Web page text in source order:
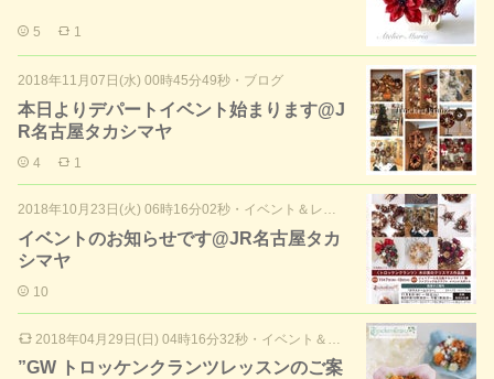
5 1
2018年11月07日(水) 00時45分49秒 ・ ブログ
本日よりデパートイベント始まります@J
R名古屋タカシマヤ
4 1
2018年10月23日(火) 06時16分02秒 ・ イベント＆レッスンのご案内
イベントのお知らせです@JR名古屋タカ
シマヤ
10
2018年04月29日(日) 04時16分32秒 ・ イベント＆レッスンのご案内
”GW トロッケンクランツレッスンのご案